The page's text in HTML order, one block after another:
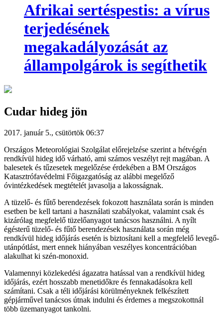
Afrikai sertéspestis: a vírus
terjedésének
megakadályozását az
állampolgárok is segíthetik
Cudar hideg jön
2017. január 5., csütörtök 06:37
Országos Meteorológiai Szolgálat előrejelzése szerint a hétvégén
rendkívül hideg idő várható, ami számos veszélyt rejt magában. A
balesetek és tűzesetek megelőzése érdekében a BM Országos
Katasztrófavédelmi Főigazgatóság az alábbi megelőző
óvintézkedések megtételét javasolja a lakosságnak.
A tüzelő- és fűtő berendezések fokozott használata során is minden
esetben be kell tartani a használati szabályokat, valamint csak és
kizárólag megfelelő tüzelőanyagot tanácsos használni. A nyílt
égésterű tüzelő- és fűtő berendezések használata során még
rendkívül hideg időjárás esetén is biztosítani kell a megfelelő levegő-
utánpótlást, mert ennek hiányában veszélyes koncentrációban
alakulhat ki szén-monoxid.
Valamennyi közlekedési ágazatra hatással van a rendkívül hideg
időjárás, ezért hosszabb menetidőkre és fennakadásokra kell
számítani. Csak a téli időjárási körülményeknek felkészített
gépjárművel tanácsos útnak indulni és érdemes a megszokottnál
több üzemanyagot tankolni.